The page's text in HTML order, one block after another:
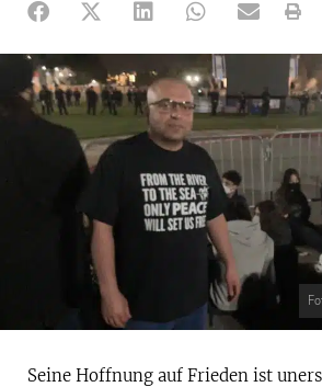
Seine Hoffnung auf Frieden ist